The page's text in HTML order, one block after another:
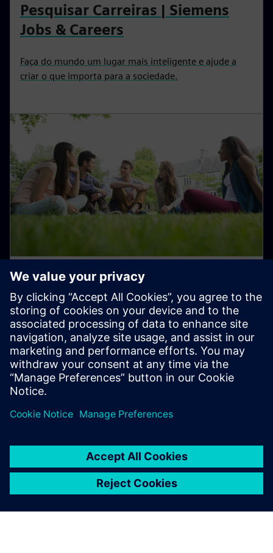
Pesquisar Carreiras | Siemens
Jobs & Careers
Faça do mundo um lugar mais inteligente e ajude a
criar o que importa para a sociedade.
Programas de Talentos para
Estudantes e Início de Carreira
Junte-se a nós para transformar o dia a dia para um
amanhã melhor!